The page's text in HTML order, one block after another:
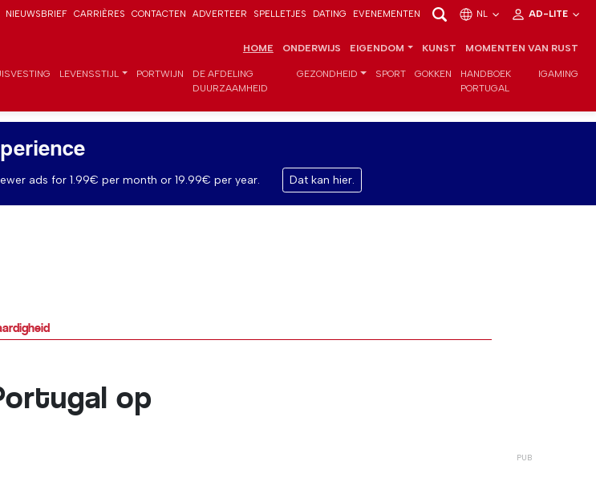
NIEUWSBRIEF CARRIÈRES CONTACTEN ADVERTEER SPELLETJES DATING EVENEMENTEN NL AD-LITE
HOME ONDERWIJS EIGENDOM KUNST MOMENTEN VAN RUST
LEVENSSTIJL PORTWIJN
DE AFDELING
DUURZAAMHEID
GEZONDHEID SPORT GOKKEN
HANDBOEK
PORTUGAL
IGAMING
ads for 1.99€ per month or 19.99€ per year. Dat kan hier.
op